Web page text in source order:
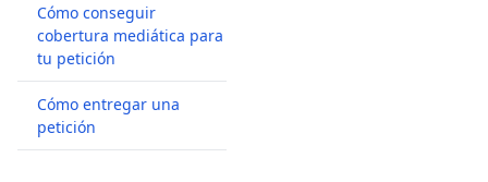
Cómo conseguir
cobertura mediática para
tu petición
Cómo entregar una
petición